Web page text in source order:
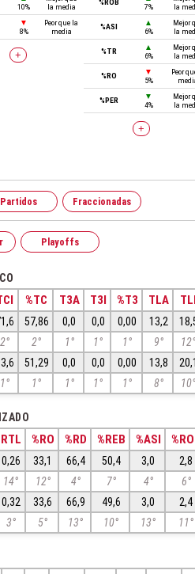
10%
la media
▼
8%
Peor que la
media
+
%ROB
7%
la
%ASI
▲
6%
Mejor
la
%TR
▲
6%
Mejor
la
%RO
▼
5%
Peor
%PER
▼
4%
Mejor
la
+
Partidos Fraccionadas
Playoffs
%TC T3A T3I %T3 TLA
57,86 0,0 0,0 0,00 13,2
2° 2° 1° 1° 1° 9°
51,29 0,0 0,0 0,00 13,8
1° 1° 1° 1° 1° 8°
RTL %RO %RD %REB %ASI
0,26 33,1 66,4 50,4 3,0
2,8
14° 12° 4° 7° 4°
6°
0,32 33,6 66,9 49,6 3,0
2,4
3° 5° 13° 10° 13° 11°